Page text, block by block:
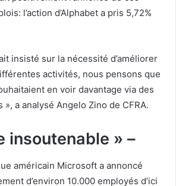
l’action d’Alphabet a pris 5,72%
insisté sur la nécessité d’améliorer
activités, nous pensons que
en voir davantage via des
a analysé Angelo Zino de CFRA.
insoutenable » –
américain Microsoft a annoncé
d’environ 10.000 employés d’ici